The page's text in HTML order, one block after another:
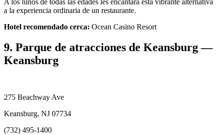
A los niños de todas las edades les encantará esta vibrante alternativa
a la experiencia ordinaria de un restaurante.
Hotel recomendado cerca: Ocean Casino Resort
9. Parque de atracciones de Keansburg —
Keansburg
275 Beachway Ave
Keansburg, NJ 07734
(732) 495-1400